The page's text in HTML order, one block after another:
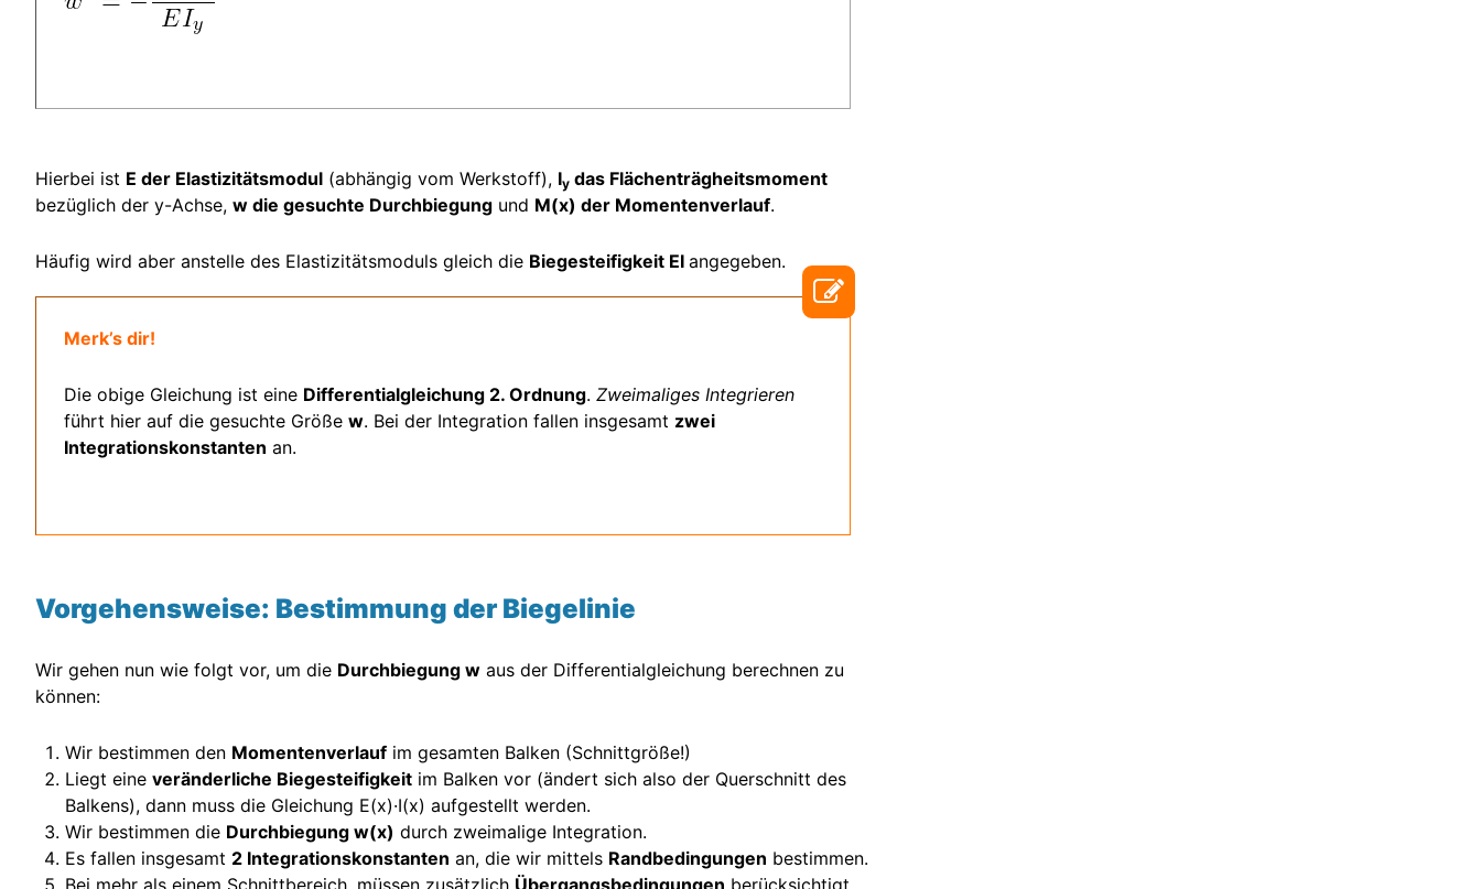
Hierbei ist E der Elastizitätsmodul (abhängig vom Werkstoff), Iy das Flächenträgheitsmoment
bezüglich der y-Achse, w die gesuchte Durchbiegung und M(x) der Momentenverlauf.
Häufig wird aber anstelle des Elastizitätsmoduls gleich die Biegesteifigkeit EI angegeben.
Merk’s dir!
Die obige Gleichung ist eine Differentialgleichung 2. Ordnung. Zweimaliges Integrieren
führt hier auf die gesuchte Größe w. Bei der Integration fallen insgesamt zwei
Integrationskonstanten an.
Vorgehensweise: Bestimmung der Biegelinie
Wir gehen nun wie folgt vor, um die Durchbiegung w aus der Differentialgleichung berechnen zu
können:
Wir bestimmen den Momentenverlauf im gesamten Balken (Schnittgröße!)
Liegt eine veränderliche Biegesteifigkeit im Balken vor (ändert sich also der Querschnitt des
Balkens), dann muss die Gleichung E(x)·I(x) aufgestellt werden.
Wir bestimmen die Durchbiegung w(x) durch zweimalige Integration.
Es fallen insgesamt 2 Integrationskonstanten an, die wir mittels Randbedingungen bestimmen.